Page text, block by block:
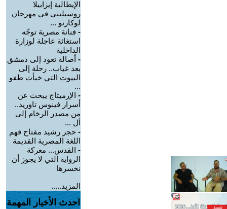
الإيطالية إيزابيلا
روسيليني في مهرجان
لوكارنو ...
- فنانة مصرية توجّه
استغاثة عاجلة لوزارة
الداخلية
- أصالة تعود إلى دمشق
بعد غياب.. رحلة إلى
البيوت التي خبأت طفو
...
- الإرميتاج يبحث عن
أسرار فينوس تاوريد..
من مصدر الرخام إلى
أل ...
- حجر رشيد مفتاح فهم
اللغة المصرية القديمة
- القدس... معركة
الرواية التي لا يجوز أن
نخسرها
المزيد.....
احدث الأخبار المهمة